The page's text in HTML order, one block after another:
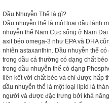
Dầu Nhuyễn Thể là gì?
Dầu nhuyễn thể là một loại dầu lành
nhuyễn thể Nam Cực sống ở Nam
axit béo omega-3 như EPA và DHA
nhiên astaxanthin. Dầu nhuyễn thể
trong dầu cá thường có dạng chất
trong dầu nhuyễn thể có dạng
liên kết với chất béo và chỉ được hấp
dầu nhuyễn thể là một loại lipid là
người và được đặc trưng bởi khả